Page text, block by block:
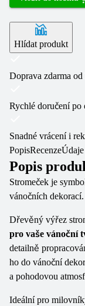
Hlídat produkt
Doprava zdarma
Rychlé doručení po
Snadné vrácení i
PopisRecenze
Popis
Stromeček je
vánočních dekorací.
Dřevěný výřez
pro vaše vánoční
detailně
ho do vánoční
a pohodovou
Ideální pro